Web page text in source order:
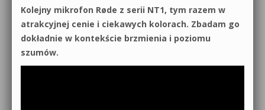
Kontakt 5 Kompendium
Pakiety
Polityka prywatności
Regulamin
Kolejny mikrofon Røde z serii NT1, tym razem w
atrakcyjnej cenie i ciekawych kolorach. Zbadam go
dokładnie w kontekście brzmienia i poziomu
szumów.